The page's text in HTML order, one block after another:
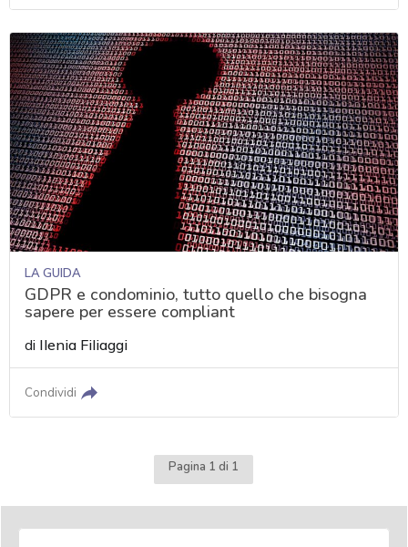
LA GUIDA
GDPR e condominio, tutto quello che bisogna
sapere per essere compliant
di Ilenia Filiaggi
Condividi
Pagina 1 di 1